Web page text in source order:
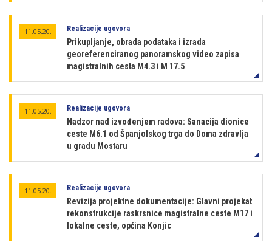
11.05.20. Realizacije ugovora
Prikupljanje, obrada podataka i izrada
georeferenciranog panoramskog video zapisa
magistralnih cesta M4.3 i M 17.5
11.05.20. Realizacije ugovora
Nadzor nad izvođenjem radova: Sanacija dionice
ceste M6.1 od Španjolskog trga do Doma zdravlja
u gradu Mostaru
11.05.20. Realizacije ugovora
Revizija projektne dokumentacije: Glavni projekat
rekonstrukcije raskrsnice magistralne ceste M17 i
lokalne ceste, općina Konjic